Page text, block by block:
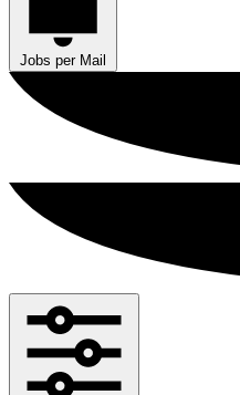
Jobs per Mail